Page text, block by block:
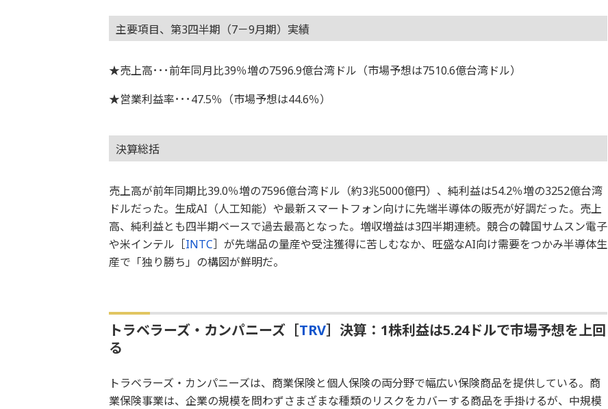
主要項目、第3四半期（7－9月期）実績
★売上高･･･前年同月比39％増の7596.9億台湾ドル（市場予想は7510.6億台湾ドル）
★営業利益率･･･47.5％（市場予想は44.6％）
決算総括
売上高が前年同期比39.0％増の7596億台湾ドル（約3兆5000億円）、純利益は54.2％増の3252億台湾
ドルだった。生成AI（人工知能）や最新スマートフォン向けに先端半導体の販売が好調だった。売上
高、純利益とも四半期ベースで過去最高となった。増収増益は3四半期連続。競合の韓国サムスン電子
や米インテル［INTC］が先端品の量産や受注獲得に苦しむなか、旺盛なAI向け需要をつかみ半導体生
産で「独り勝ち」の構図が鮮明だ。
トラベラーズ・カンパニーズ［TRV］決算：1株利益は5.24ドルで市場予想を上回
る
トラベラーズ・カンパニーズは、商業保険と個人保険の両分野で幅広い保険商品を提供している。商
業保険事業は、企業の規模を問わずさまざまな種類のリスクをカバーする商品を手掛けるが、中規模